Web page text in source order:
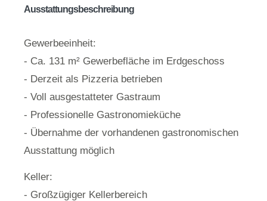
Ausstattungsbeschreibung
Gewerbeeinheit:
- Ca. 131 m² Gewerbefläche im Erdgeschoss
- Derzeit als Pizzeria betrieben
- Voll ausgestatteter Gastraum
- Professionelle Gastronomieküche
- Übernahme der vorhandenen gastronomischen
Ausstattung möglich
Keller:
- Großzügiger Kellerbereich